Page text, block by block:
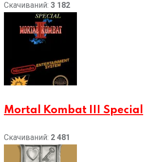
Скачиваний: 3 182
Mortal Kombat III Special
Скачиваний: 2 481